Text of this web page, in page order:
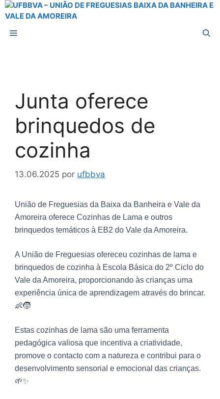
Junta oferece
brinquedos de
cozinha
13.06.2025 por ufbbva
União de Freguesias da Baixa da Banheira e Vale da
Amoreira oferece Cozinhas de Lama e outros
brinquedos temáticos à EB2 do Vale da Amoreira.
A União de Freguesias ofereceu cozinhas de lama e
brinquedos de cozinha à Escola Básica do 2º Ciclo do
Vale da Amoreira, proporcionando às crianças uma
experiência única de aprendizagem através do brincar.
👶🧒
Estas cozinhas de lama são uma ferramenta
pedagógica valiosa que incentiva a criatividade,
promove o contacto com a natureza e contribui para o
desenvolvimento sensorial e emocional das crianças.
🌱✨